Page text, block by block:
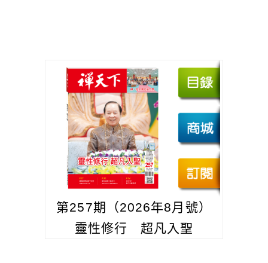
第257期（2026年8月號）
靈性修行 超凡入聖